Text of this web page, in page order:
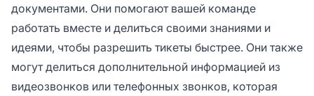
документами. Они помогают вашей команде
работать вместе и делиться своими знаниями и
идеями, чтобы разрешить тикеты быстрее. Они также
могут делиться дополнительной информацией из
видеозвонков или телефонных звонков, которая